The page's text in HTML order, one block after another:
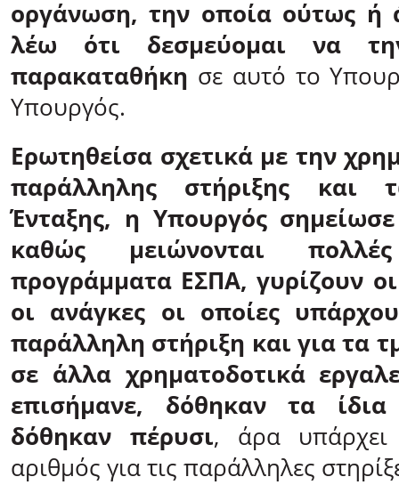
οργάνωση, την οποία ούτως ή
λέω ότι δεσμεύομαι να
παρακαταθήκη σε αυτό το
Υπουργός.
Ερωτηθείσα σχετικά με την
παράλληλης στήριξης και
Ένταξης, η Υπουργός
καθώς μειώνονται
προγράμματα ΕΣΠΑ, γυρίζουν
οι ανάγκες οι οποίες
παράλληλη στήριξη και για τα
σε άλλα χρηματοδοτικά
επισήμανε, δόθηκαν τα
δόθηκαν πέρυσι, άρα υπάρχει
αριθμός για τις παράλληλες